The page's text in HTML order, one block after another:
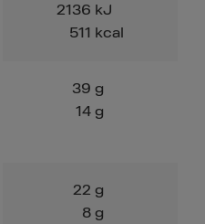
2136 kJ
511 kcal
39 g
14 g
22 g
8 g